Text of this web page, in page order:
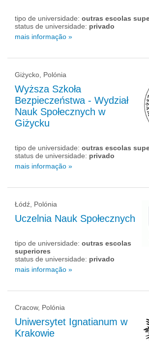
tipo de universidade: outras escolas
status de universidade: privado
mais informação »
Giżycko, Polónia
Wyższa Szkoła
Bezpieczeństwa - Wydział
Nauk Społecznych w
Giżycku
tipo de universidade: outras escolas
status de universidade: privado
mais informação »
Łódź, Polónia
Uczelnia Nauk Społecznych
tipo de universidade: outras escolas
superiores
status de universidade: privado
mais informação »
Cracow, Polónia
Uniwersytet Ignatianum w
Krakowie